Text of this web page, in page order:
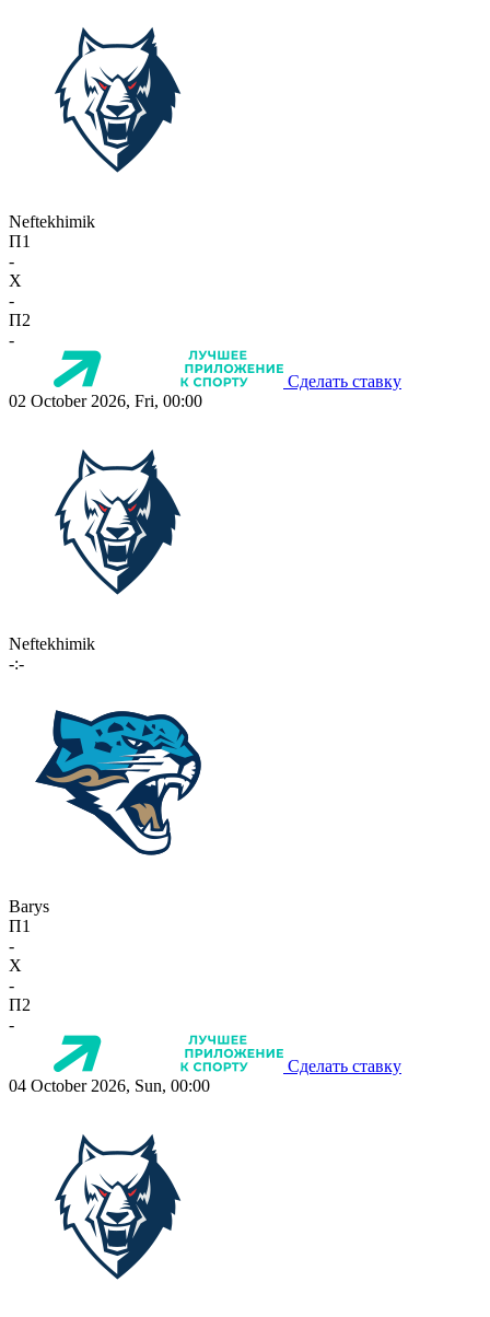
Neftekhimik
П1
-
X
-
П2
-
Сделать ставку
02 October 2026, Fri, 00:00
Neftekhimik
-:-
Barys
П1
-
X
-
П2
-
Сделать ставку
04 October 2026, Sun, 00:00